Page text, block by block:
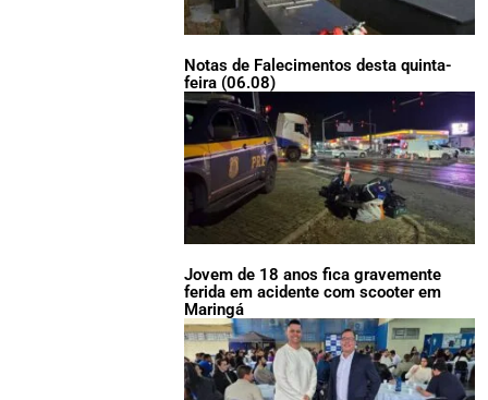
Notas de Falecimentos desta quinta-
feira (06.08)
Jovem de 18 anos fica gravemente
ferida em acidente com scooter em
Maringá